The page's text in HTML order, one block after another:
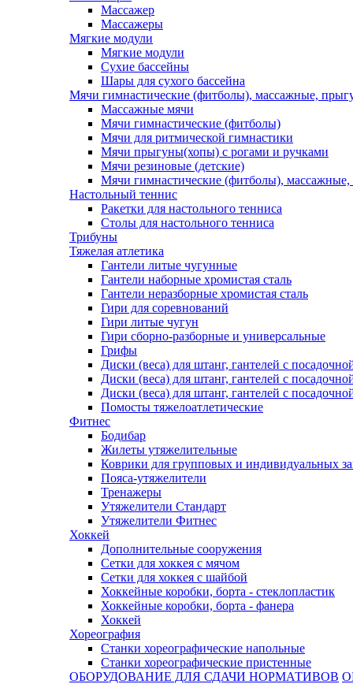
Массажер
Массажеры
Мягкие модули
Мягкие модули
Сухие бассейны
Шары для сухого бассейна
Мячи гимнастические (фитболы), массажные,
Массажные мячи
Мячи гимнастические (фитболы)
Мячи для ритмической гимнастики
Мячи прыгуны(хопы) с рогами и ручками
Мячи резиновые (детские)
Мячи гимнастические (фитболы),
Настольный теннис
Ракетки для настольного тенниса
Столы для настольного тенниса
Трибуны
Тяжелая атлетика
Гантели литые чугунные
Гантели наборные хромистая сталь
Гантели неразборные хромистая сталь
Гири для соревнований
Гири литые чугун
Гири сборно-разборные и универсальные
Грифы
Диски (веса) для штанг, гантелей с
Диски (веса) для штанг, гантелей с
Диски (веса) для штанг, гантелей с
Помосты тяжелоатлетические
Фитнес
Бодибар
Жилеты утяжелительные
Коврики для групповых и индивидуальных
Пояса-утяжелители
Тренажеры
Утяжелители Стандарт
Утяжелители Фитнес
Хоккей
Дополнительные сооружения
Сетки для хоккея с мячом
Сетки для хоккея с шайбой
Хоккейные коробки, борта - стеклопластик
Хоккейные коробки, борта - фанера
Хоккей
Хореография
Станки хореографические напольные
Станки хореографические пристенные
ОБОРУДОВАНИЕ ДЛЯ СДАЧИ НОРМАТИВОВ